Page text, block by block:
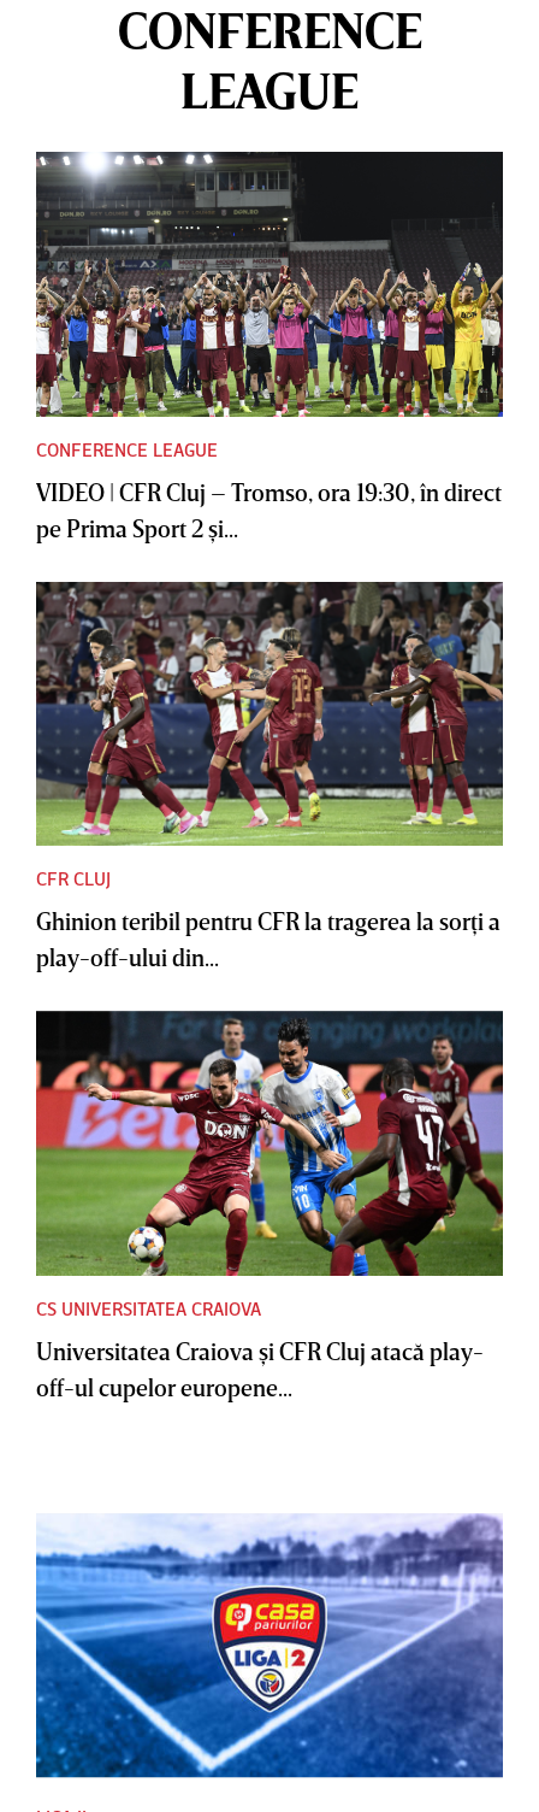
CONFERENCE
LEAGUE
CONFERENCE LEAGUE
VIDEO | CFR Cluj – Tromso, ora 19:30, în direct
pe Prima Sport 2 şi...
CFR CLUJ
Ghinion teribil pentru CFR la tragerea la sorţi a
play-off-ului din...
CS UNIVERSITATEA CRAIOVA
Universitatea Craiova şi CFR Cluj atacă play-
off-ul cupelor europene...